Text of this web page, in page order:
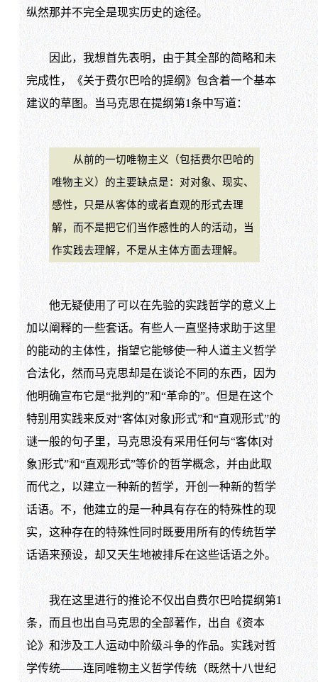
纵然那并不完全是现实历史的途径。
因此，我想首先表明，由于其全部的简略和未
完成性，《关于费尔巴哈的提纲》包含着一个基本
建议的草图。当马克思在提纲第1条中写道：
从前的一切唯物主义（包括费尔巴哈的
唯物主义）的主要缺点是：对对象、现实、
感性，只是从客体的或者直观的形式去理
解，而不是把它们当作感性的人的活动，当
作实践去理解，不是从主体方面去理解。
他无疑使用了可以在先验的实践哲学的意义上
加以阐释的一些套话。有些人一直坚持求助于这里
的能动的主体性，指望它能够使一种人道主义哲学
合法化，然而马克思却是在谈论不同的东西，因为
他明确宣布它是“批判的”和“革命的”。但是在这个
特别用实践来反对“客体[对象]形式”和“直观形式”的
谜一般的句子里，马克思没有采用任何与“客体[对
象]形式”和“直观形式”等价的哲学概念，并由此取
而代之，以建立一种新的哲学，开创一种新的哲学
话语。不，他建立的是一种具有存在的特殊性的现
实，这种存在的特殊性同时既要用所有的传统哲学
话语来预设，却又天生地被排斥在这些话语之外。
我在这里进行的推论不仅出自费尔巴哈提纲第1
条，而且也出自马克思的全部著作，出自《资本
论》和涉及工人运动中阶级斗争的作品。实践对哲
学传统——连同唯物主义哲学传统（既然十八世纪